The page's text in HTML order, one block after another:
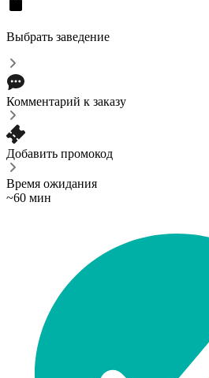
Выбрать заведение
Комментарий к заказу
Добавить промокод
Время ожидания
~60 мин